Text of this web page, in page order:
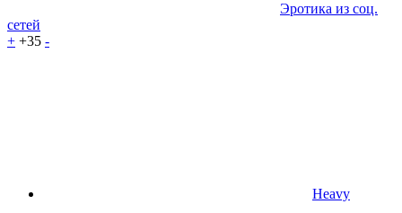
Эротика из соц.
сетей
+ +35 -
Heavy